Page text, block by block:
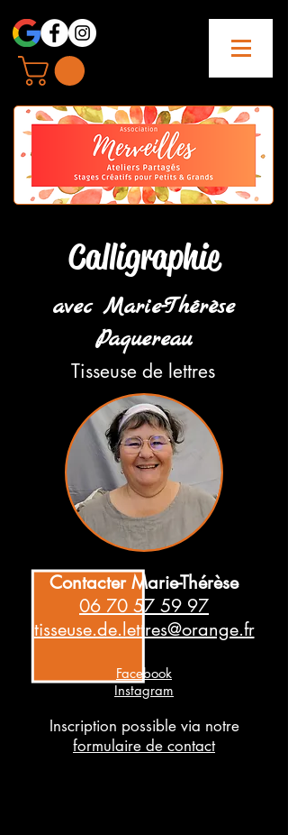
Calligraphie
avec Marie-Thérèse
Paquereau
Tisseuse de lettres
Contacter Marie-Thérèse
06 70 57 59 97
tisseuse.de.lettres@orange.fr
Facebook
Instagram
Inscription possible via notre
formulaire de contact